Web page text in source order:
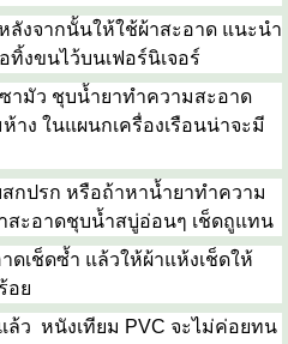
งจากนั้นให้ใช้ผ้าสะอาด แนะนำ
ทิ้งขนไว้บนเฟอร์นิเจอร์
ามัว ชุบน้ำยาทำความสะอาด
าง ในแผนกเครื่องเรือนน่าจะมี
กปรก หรือถ้าหาน้ำยาทำความ
สะอาดชุบน้ำสบู่อ่อนๆ เช็ดถูแทน
เช็ดซ้ำ แล้วให้ผ้าแห้งเช็ดให้
อย
ว หนังเทียม PVC จะไม่ค่อยทน